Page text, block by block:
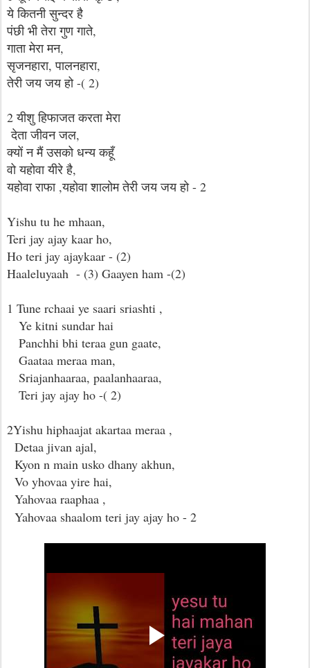
ये कितनी सुन्दर है
पंछी भी तेरा गुण गाते,
गाता मेरा मन,
सृजनहारा, पालनहारा,
तेरी जय जय हो -( 2)
2 यीशु हिफाजत करता मेरा
देता जीवन जल,
क्यों न मैं उसको धन्य कहूँ
वो यहोवा यीरे है,
यहोवा राफा ,यहोवा शालोम तेरी जय जय हो - 2
Yishu tu he mhaan,
Teri jay ajay kaar ho,
Ho teri jay ajaykaar - (2)
Haaleluyaah - (3) Gaayen ham -(2)
1 Tune rchaai ye saari sriashti ,
Ye kitni sundar hai
Panchhi bhi teraa gun gaate,
Gaataa meraa man,
Sriajanhaaraa, paalanhaaraa,
Teri jay ajay ho -( 2)
2Yishu hiphaajat akartaa meraa ,
Detaa jivan ajal,
Kyon n main usko dhany akhun,
Vo yhovaa yire hai,
Yahovaa raaphaa ,
Yahovaa shaalom teri jay ajay ho - 2